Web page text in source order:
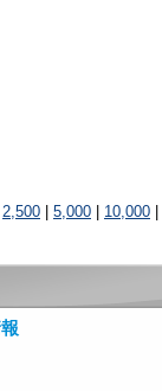
2,500 5,000 10,000